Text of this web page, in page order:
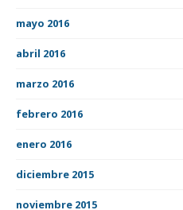
mayo 2016
abril 2016
marzo 2016
febrero 2016
enero 2016
diciembre 2015
noviembre 2015